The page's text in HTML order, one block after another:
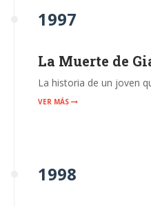
1997
La Muerte de
La historia de un joven
VER MÁS
1998